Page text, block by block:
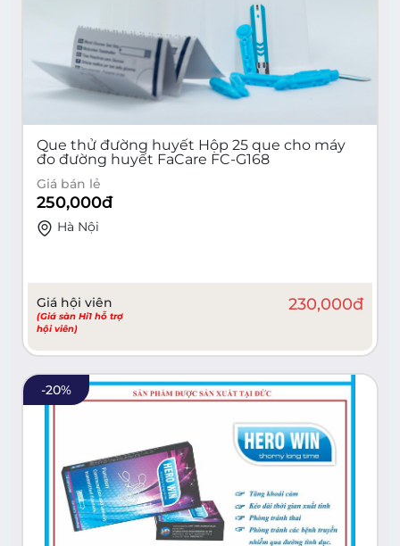
Que thử đường huyết Hộp 25 que cho máy
đo đường huyết FaCare FC-G168
Giá bán lẻ
250,000đ
Hà Nội
Giá hội viên
(Giá sàn Hi1 hỗ trợ
hội viên)
230,000đ
-20%